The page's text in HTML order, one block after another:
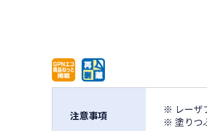
注意事項
※ レーザ
※ 塗りつ